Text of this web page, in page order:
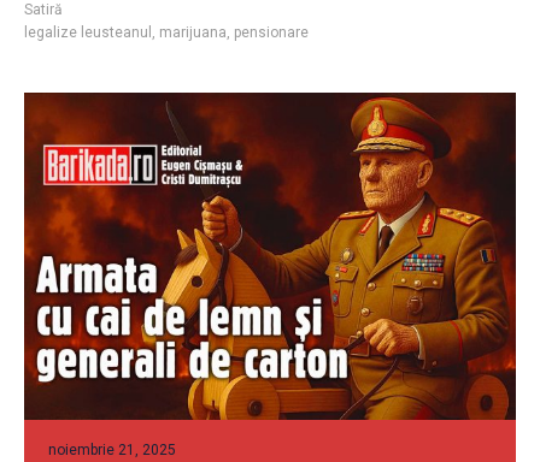
Satiră
legalize leusteanul , marijuana, pensionare
noiembrie 21, 2025